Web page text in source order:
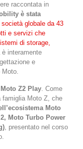
raccontata in
è stata
società globale da 43
e servizi che
di storage,
interamente
e
Moto.
Moto Z2 Play . Come
famiglia Moto Z, che
Moto
Moto Turbo Power
, presentato nel corso